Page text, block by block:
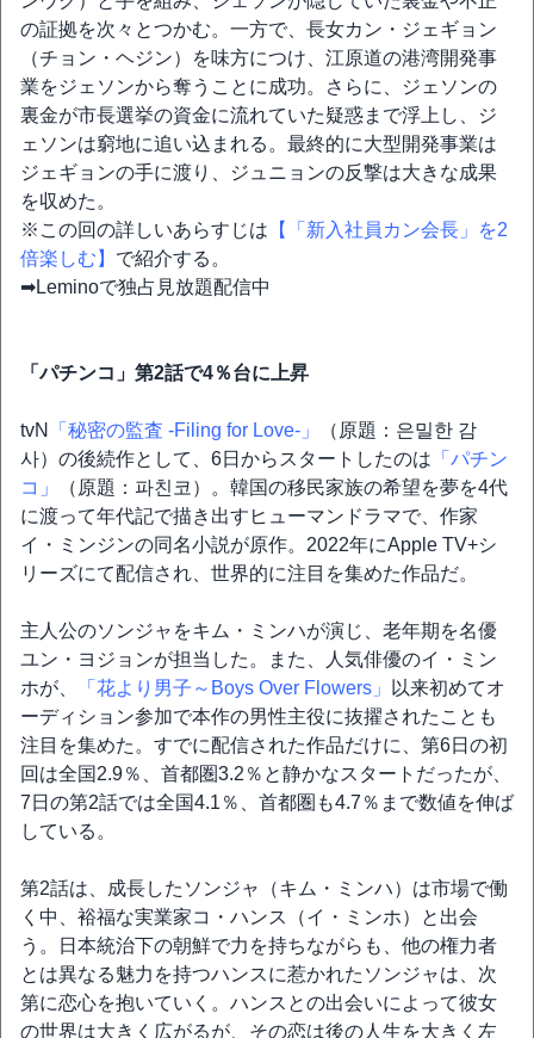
の証拠を次々とつかむ。一方で、長女カン・ジェギョン
（チョン・ヘジン）を味方につけ、江原道の港湾開発事
業をジェソンから奪うことに成功。さらに、ジェソンの
裏金が市長選挙の資金に流れていた疑惑まで浮上し、ジ
ェソンは窮地に追い込まれる。最終的に大型開発事業は
ジェギョンの手に渡り、ジュニョンの反撃は大きな成果
を収めた。
※この回の詳しいあらすじは 【「新入社員カン会長」を2
倍楽しむ】 で紹介する。
➡Leminoで独占見放題配信中
「パチンコ」第2話で4％台に上昇
tvN 「秘密の監査 -Filing for Love-」
（原題：은밀한 감
사）の後続作として、6日からスタートしたのは 「パチン
コ」
（原題：파친코）。韓国の移民家族の希望を夢を4代
に渡って年代記で描き出すヒューマンドラマで、作家
イ・ミンジンの同名小説が原作。2022年にApple TV+シ
リーズにて配信され、世界的に注目を集めた作品だ。
主人公のソンジャをキム・ミンハが演じ、老年期を名優
ユン・ヨジョンが担当した。また、人気俳優のイ・ミン
ホが、
「花より男子～Boys Over Flowers」
以来初めてオ
ーディション参加で本作の男性主役に抜擢されたことも
注目を集めた。すでに配信された作品だけに、第6日の初
回は全国2.9％、首都圏3.2％と静かなスタートだったが、
7日の第2話では全国4.1％、首都圏も4.7％まで数値を伸ば
している。
第2話は、成長したソンジャ（キム・ミンハ）は市場で働
く中、裕福な実業家コ・ハンス（イ・ミンホ）と出会
う。日本統治下の朝鮮で力を持ちながらも、他の権力者
とは異なる魅力を持つハンスに惹かれたソンジャは、次
第に恋心を抱いていく。ハンスとの出会いによって彼女
の世界は大きく広がるが、その恋は後の人生を大きく左